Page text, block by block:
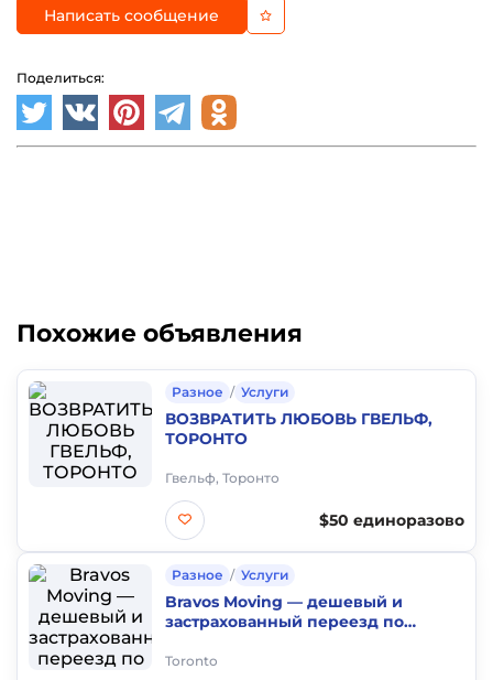
Написать сообщение
Поделиться:
Похожие объявления
Разное / Услуги
ВОЗВРАТИТЬ ЛЮБОВЬ ГВЕЛЬФ,
ТОРОНТО
Гвельф, Торонто
$50 единоразово
Разное / Услуги
Bravos Moving — дешевый и
застрахованный переезд по
Toronto